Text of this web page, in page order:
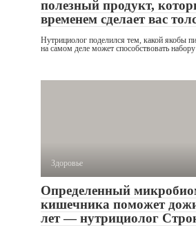
полезный продукт,
временем сделает вас
Нутрициолог поделился тем, какой якобы
на самом деле может способствовать набору
Здоровье
Определенный
кишечника поможет
лет — нутрициолог